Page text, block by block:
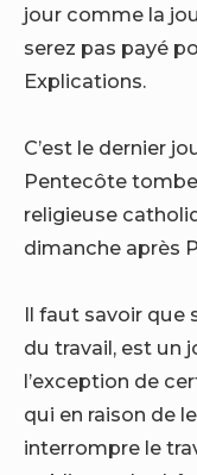
jour comme la
serez pas payé
Explications.
C’est le dernier
Pentecôte
religieuse
dimanche après
Il faut savoir que
du travail, est un
l’exception de
qui en raison de
interrompre le